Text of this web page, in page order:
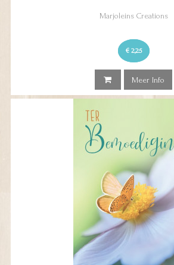
Marjoleins Creations
€ 2,25
Meer Info